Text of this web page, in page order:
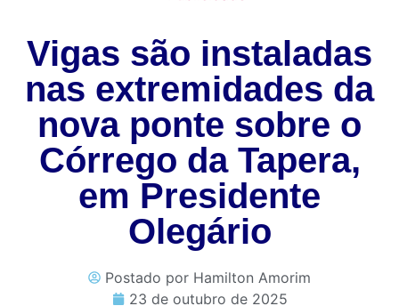
Vigas são instaladas
nas extremidades da
nova ponte sobre o
Córrego da Tapera,
em Presidente
Olegário
Postado por Hamilton Amorim
23 de outubro de 2025